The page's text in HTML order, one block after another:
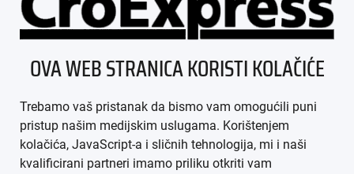
ÜBER UNS
IMPRESSUM
AGB
DATENSCHUTZ
OVA WEB STRANICA KORISTI KOLAČIĆE
Trebamo vaš pristanak da bismo vam omogućili puni
pristup našim medijskim uslugama. Korištenjem
kolačića, JavaScript-a i sličnih tehnologija, mi i naši
kvalificirani partneri imamo priliku otkriti vam